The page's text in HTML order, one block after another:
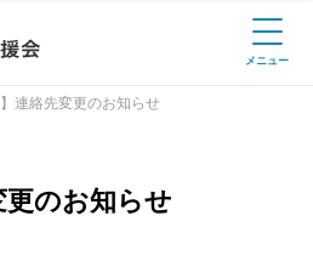
メニュー
】連絡先変更のお知らせ
更のお知らせ